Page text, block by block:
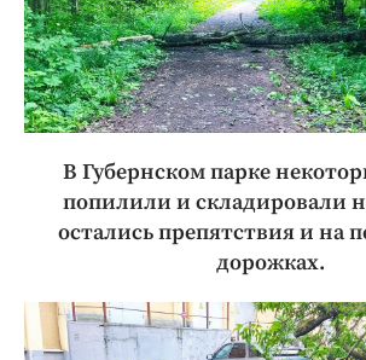
В Губернском парке
попилили и складировали
остались препятствия и на
дорожках.